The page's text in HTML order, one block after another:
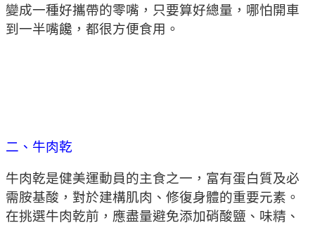
變成一種好攜帶的零嘴，只要算好總量，哪怕開車
到一半嘴饞，都很方便食用。
二、牛肉乾
牛肉乾是健美運動員的主食之一，富有蛋白質及必
需胺基酸，對於建構肌肉、修復身體的重要元素。
在挑選牛肉乾前，應盡量避免添加硝酸鹽、味精、